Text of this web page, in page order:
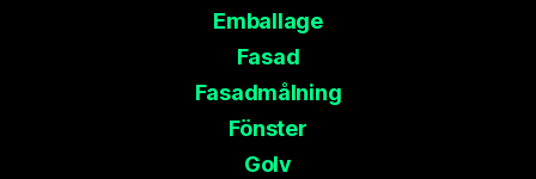
Emballage
Fasad
Fasadmålning
Fönster
Golv